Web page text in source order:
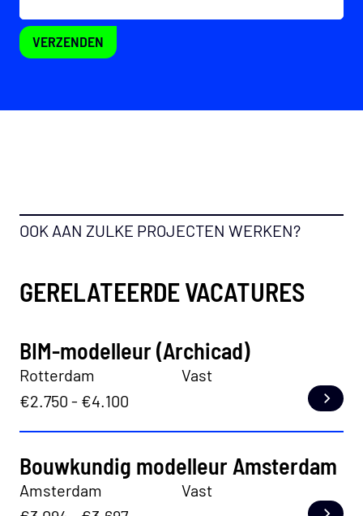
VERZENDEN
OOK AAN ZULKE PROJECTEN WERKEN?
GERELATEERDE VACATURES
BIM-modelleur (Archicad)
Rotterdam
Vast
€2.750 - €4.100
Bouwkundig modelleur Amsterdam
Amsterdam
Vast